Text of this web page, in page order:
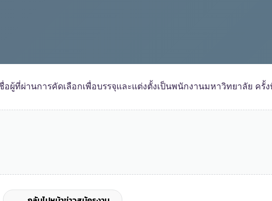
อผู้ที่ผ่านการคัดเลือกเพื่อบรรจุและแต่งตั้งเป็นพนักงานมหาวิทยาลัย ค